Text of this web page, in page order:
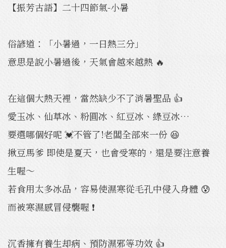
【振芳古語】二十四節氣-小暑
俗諺道：「小暑過，一日熱三分」
意思是說小暑過後，天氣會越來越熱 🔥
在這個大熱天裡，當然缺少不了消暑聖品 👍
愛玉冰、仙草冰、粉圓冰、紅豆冰、綠豆冰…
要選哪個好呢 💓不管了!老闆全部來一份 😆
揪豆馬爹 即使是夏天，也會受寒的，還是要注意養
生喔～
若食用太多冰品，容易使濕寒從毛孔中侵入身體 😰
而被寒濕感冒侵襲喔 ❗️
沉香擁有養生却病、預防濕邪等功效 👍